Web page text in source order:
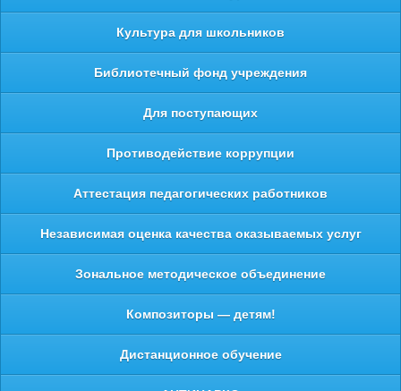
Культура для школьников
Библиотечный фонд учреждения
Для поступающих
Противодействие коррупции
Аттестация педагогических работников
Независимая оценка качества оказываемых услуг
Зональное методическое объединение
Композиторы — детям!
Дистанционное обучение